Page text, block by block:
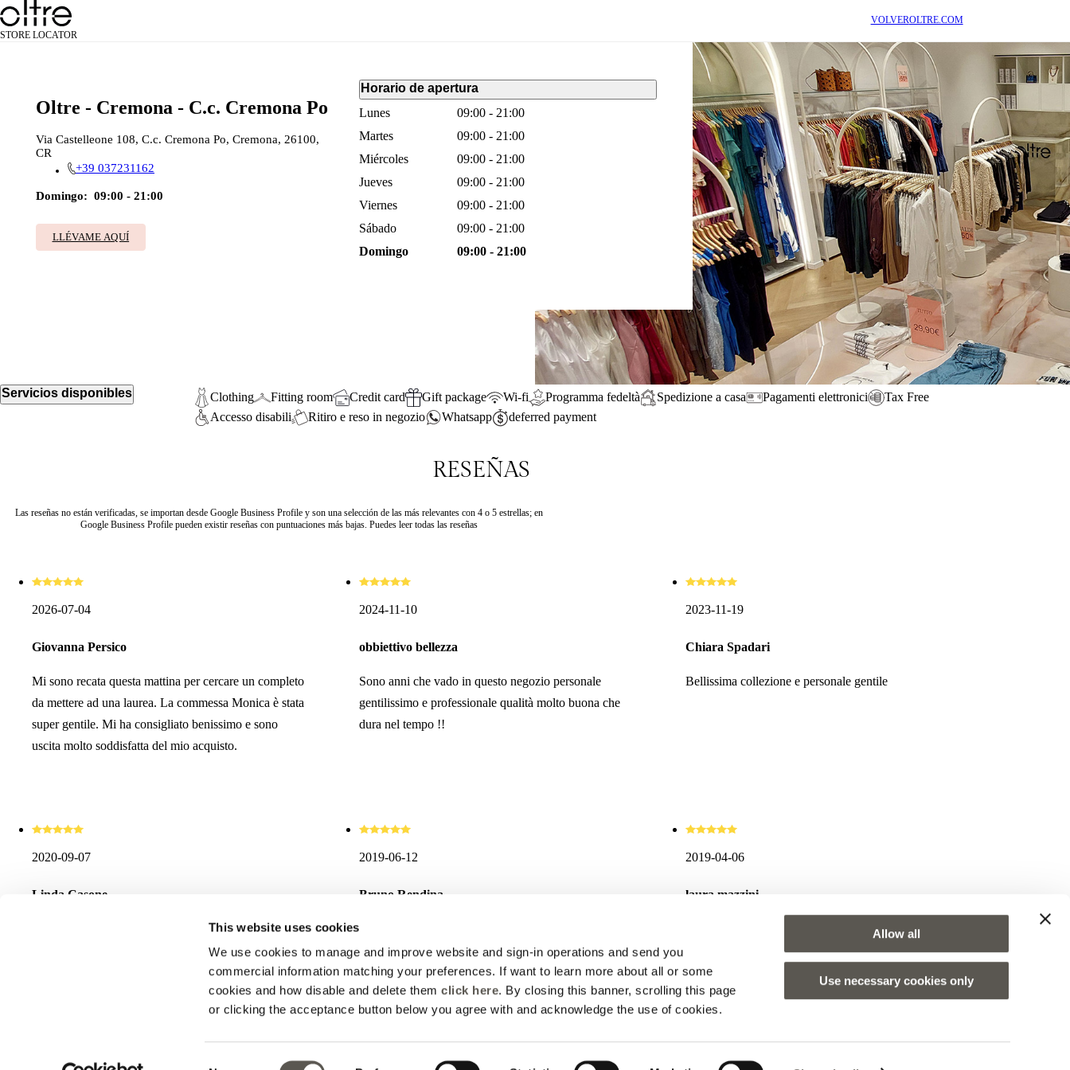
This website uses cookies
We use cookies to manage and improve website and sign-in operations and send you
commercial information matching your preferences. If want to learn more about all or some
cookies and how disable and delete themclick here. By closing this banner, scrolling this page
or clicking the acceptance button below you agree with and acknowledge the use of cookies.
Allow all
Use necessary cookies only
STORE LOCATOR
VOLVEROLTRE.COM
Oltre - Cremona - C.c. Cremona Po
Via Castelleone 108, C.c. Cremona Po, Cremona, 26100,
CR
+39 037231162
Domingo: 09:00 - 21:00
LLÉVAME AQUÍ
Horario de apertura
Lunes
09:00 - 21:00
Martes
09:00 - 21:00
Miércoles
09:00 - 21:00
Jueves
09:00 - 21:00
Viernes
09:00 - 21:00
Sábado
09:00 - 21:00
Domingo
09:00 - 21:00
Servicios disponibles Clothing Fitting room Credit card Gift package Wi-fi Programma fedeltà Spedizione a casa Pagamenti elettronici
Tax Free
Accesso disabili
Ritiro e reso in negozio Whatsapp deferred payment
RESEÑAS
Las reseñas no están verificadas, se importan desde Google Business Profile y son una selección de las más relevantes con 4 o 5 estrellas; en
Google Business Profile pueden existir reseñas con puntuaciones más bajas. Puedes leer todas las reseñas
2026-07-04
Giovanna Persico
Mi sono recata questa mattina per cercare un completo
da mettere ad una laurea. La commessa Monica è stata
super gentile. Mi ha consigliato benissimo e sono
uscita molto soddisfatta del mio acquisto.
2024-11-10
obbiettivo bellezza
Sono anni che vado in questo negozio personale
gentilissimo e professionale qualità molto buona che
dura nel tempo !!
2023-11-19
Chiara Spadari
Bellissima collezione e personale gentile
2020-09-07
Linda Casone
Personale molto gentile e disponibile..prodotti ottimi a
2019-06-12
Bruno Rendina
Personale gentile e qualificato, prezzi buoniiii.
2019-04-06
laura mazzini
Capi molto belli gentilezza delle commesse